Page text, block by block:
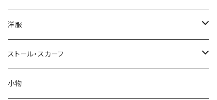
1000円
2000円
3000円
洋服
インポートワンピース
ロング・マキシ
トップス・カーディガン・アウター
ストール・スカーフ
大判ストール・ロングスカーフ
小物